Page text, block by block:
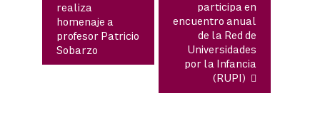
realiza
homenaje a
profesor Patricio
Sobarzo
participa en
encuentro anual
de la Red de
Universidades
por la Infancia
(RUPI)